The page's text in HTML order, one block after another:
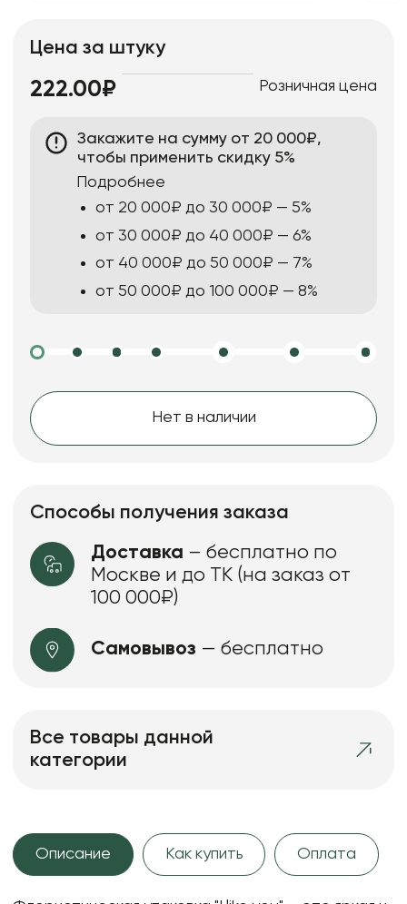
Цена за штуку
222.00₽ Розничная цена
Закажите на сумму от 20 000₽,
чтобы применить скидку 5%
Подробнее
от 20 000₽ до 30 000₽ — 5%
от 30 000₽ до 40 000₽ — 6%
от 40 000₽ до 50 000₽ — 7%
от 50 000₽ до 100 000₽ — 8%
Нет в наличии
Способы получения заказа
Доставка – бесплатно по
Москве и до ТК (на заказ от
100 000₽)
Самовывоз — бесплатно
Все товары данной
категории
Описание Как купить Оплата